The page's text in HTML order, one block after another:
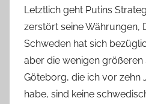
Letztlich geht Putins
zerstört seine Währungen,
Schweden hat sich
aber die wenigen
Göteborg, die ich vor zehn
habe, sind keine